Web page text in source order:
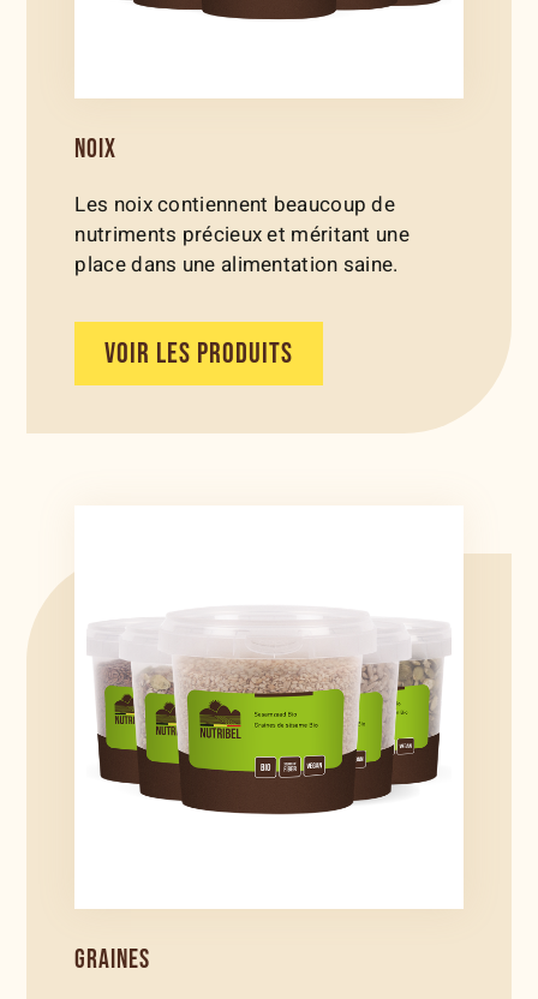
NOIX
Les noix contiennent beaucoup de
nutriments précieux et méritant une
place dans une alimentation saine.
VOIR LES PRODUITS
GRAINES